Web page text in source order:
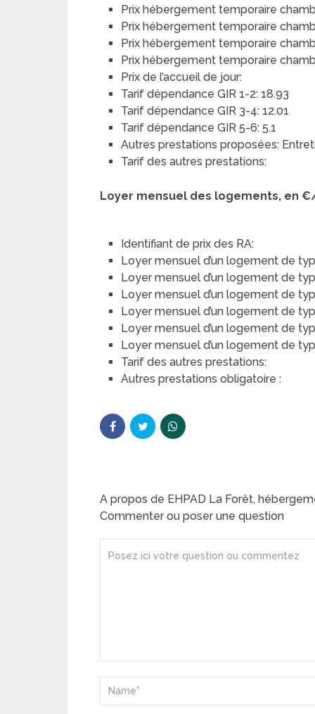
Prix hébergement temporaire
Prix hébergement temporaire
Prix hébergement temporaire
Prix hébergement temporaire
Prix de l’accueil de jour:
Tarif dépendance GIR 1-2: 18.93
Tarif dépendance GIR 3-4: 12.01
Tarif dépendance GIR 5-6: 5.1
Autres prestations proposées:
Tarif des autres prestations:
Loyer mensuel des logements, en
Identifiant de prix des RA:
Loyer mensuel d’un logement de
Loyer mensuel d’un logement de
Loyer mensuel d’un logement de
Loyer mensuel d’un logement de
Loyer mensuel d’un logement de
Loyer mensuel d’un logement de
Tarif des autres prestations:
Autres prestations obligatoire :
A propos de EHPAD La Forêt,
Commenter ou poser une question